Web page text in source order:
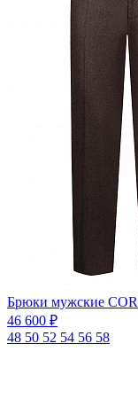
Брюки мужские
46 600 ₽
48 50 52 54 56 58